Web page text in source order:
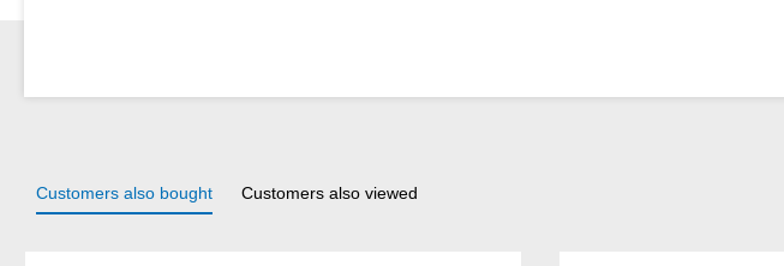
Customers also bought Customers also viewed